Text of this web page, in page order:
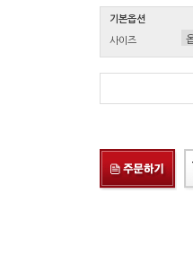
기본옵션
사이즈